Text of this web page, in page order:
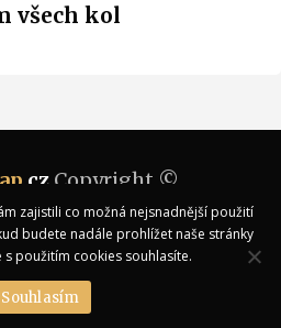
všech kol
.czCopyright ©
zajistili co možná nejsnadnější použití
budete nadále prohlížet naše stránky
použitím cookies souhlasíte.
Souhlasím